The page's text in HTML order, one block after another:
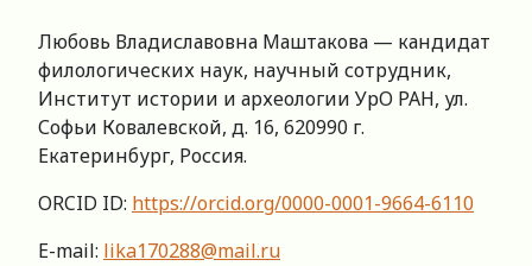
Любовь Владиславовна Маштакова — кандидат
филологических наук, научный сотрудник,
Институт истории и археологии УрО РАН, ул.
Софьи Ковалевской, д. 16, 620990 г.
Екатеринбург, Россия.
ORCID ID: https://orcid.org/0000-0001-9664-6110
E-mail: lika170288@mail.ru